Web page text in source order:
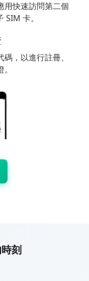
用快速訪問第二個
卡。
，以進行註冊、
刻